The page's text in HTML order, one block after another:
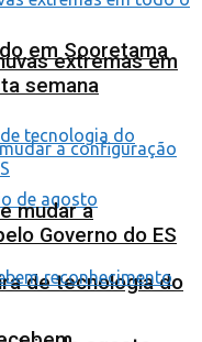
em Sooretama
de tecnologia do
extremas em
semana
mudar a
Governo do ES